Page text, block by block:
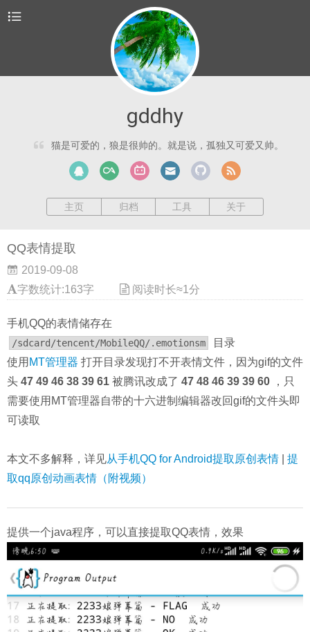
gddhy
猫是可爱的，狼是很帅的。就是说，孤独又可爱又帅。
主页 归档 工具 关于
QQ表情提取
2019-09-08
字数统计:163字
阅读时长≈1分
手机QQ的表情储存在
/sdcard/tencent/MobileQQ/.emotionsm
目录
使用 MT管理器 打开目录发现打不开表情文件，因为gif的文件
头 47 49 46 38 39 61 被腾讯改成了 47 48 46 39 39 60 ，只
需要使用MT管理器自带的十六进制编辑器改回gif的文件头即
可读取
本文不多解释，详见从手机QQ for Android提取原创表情
提
取qq原创动画表情（附视频）
提供一个java程序，可以直接提取QQ表情，效果